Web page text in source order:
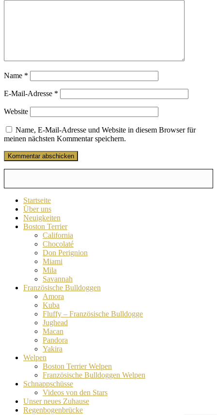
Name *
E-Mail-Adresse *
Website
Name, E-Mail-Adresse und Website in diesem Browser für
meinen nächsten Kommentar speichern.
Startseite
Über uns
Neuigkeiten
Boston Terrier
California
Chocolaté
Don Perignion
Miami
Mila
Savannah
Französische Bulldoggen
Amora
Kuba
Fluffy – Französische Bulldogge
Jughead
Macan
Pandora
Yakira
Welpen
Boston Terrier Welpen
Französische Bulldoggen Welpen
Schnappschüsse
Videos von den Stars
Unser neues Zuhause
Regenbogenbrücke